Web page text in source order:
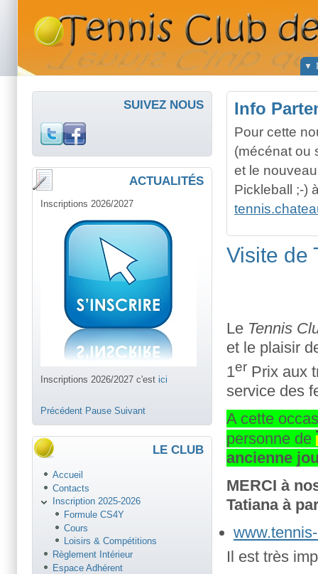
Info
Pour cette
(mécénat ou
et le
Pickleball ;-)
Visite de
Le Tennis
et le plaisir
1er Prix aux
service des
A cette
personne de
ancienne
MERCI à
Tatiana à
Il est très
SUIVEZ NOUS
ACTUALITÉS
Inscriptions 2026/2027
Inscriptions 2026/2027 c'est ici
Précédent Pause Suivant
LE CLUB
Accueil
Contacts
Inscription 2025-2026
Formule CS4Y
Cours
Loisirs & Compétitions
Règlement Intérieur
Espace Adhérent